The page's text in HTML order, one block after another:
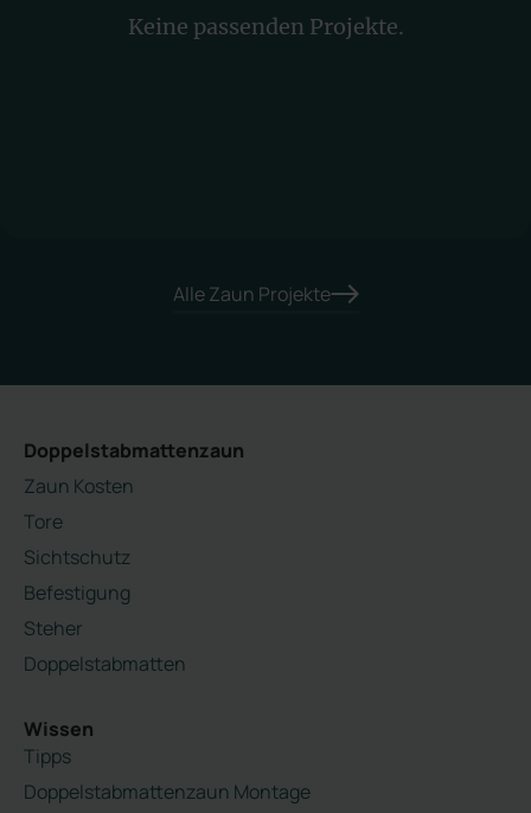
Keine passenden Projekte.
Alle Zaun Projekte
Doppelstabmattenzaun
Zaun Kosten
Tore
Sichtschutz
Befestigung
Steher
Doppelstabmatten
Wissen
Tipps
Doppelstabmattenzaun Montage